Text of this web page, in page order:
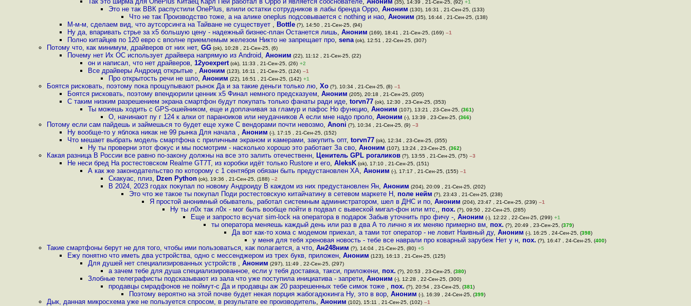
(35), 14:39 , 21-Сен-25, (92) +1
Это не так ВВК распустили OnePlus, влили остатки сотрудников в лабы бренда Oppo, Аноним (130), 16:31 , 21-Сен-25, (133)
Что не так Производство тоже, а на алике oneplus подсовывается с nothing и нао, Аноним (35), 16:44 , 21-Сен-25, (138)
М-м-м, сделаем вид, что аутсорсинга на Тайване не существует , Bottle (?), 14:50 , 21-Сен-25, (94)
Ну да, впаривать стрье за х5 большую цену - надежный бизнес-план Останется лишь, Аноним (169), 18:41 , 21-Сен-25, (169) –1
Полно китайцев по 120 евро с вполне приемлемым железом Никто не запрещает про, sena (ok), 12:51 , 22-Сен-25, (307)
Потому что, как минимум, драйверов от них нет, GG (ok), 10:28 , 21-Сен-25, (6)
Почему нет Их ОС использует драйвера напрямую из Android, Аноним (22), 11:12 , 21-Сен-25, (22)
он и написал, что нет драйверов, 12yoexpert (ok), 11:33 , 21-Сен-25, (26) +2
Все драйверы Андроид открытые , Аноним (123), 16:11 , 21-Сен-25, (124) –1
Про открытость речи не шло, Аноним (22), 16:51 , 21-Сен-25, (142) +1
Боятся рисковать, поэтому пока прощупывают рынок Да и за такие деньги только лю, Xo (?), 10:34 , 21-Сен-25, (8) –1
Боятся рисковать, поэтому впендюрили ценник х5 Финал немного предсказуем, Аноним (205), 20:18 , 21-Сен-25, (205)
С таким низким разрешением экрана смартфон будут покупать только фанаты ради иде, torvn77 (ok), 12:30 , 23-Сен-25, (353)
Ты можешь ходить с GPS-ошейником, еще и доплачивая за гламур и пафос Но функцио, Аноним (107), 13:21 , 23-Сен-25, (361)
О, начинают пу г 124 к алки от параноиков или неудачников А если мне надо проло, Аноним (-), 13:39 , 23-Сен-25, (366)
Потому если сам пайдешь и займешься то будет еще хуже С вендорами почти невозмо, Anoni (?), 10:34 , 21-Сен-25, (9) –3
Ну вообще-то у яблока никак не 99 рынка Для начала , Аноним (-), 17:15 , 21-Сен-25, (152)
Что мешает выбрать модель смартфона с приличным экраном и камерами, закупить опт, torvn77 (ok), 12:34 , 23-Сен-25, (355)
Ну ты проверни этот фокус и мы посмотрим - насколько хорошо это работает За сво, Аноним (107), 13:24 , 23-Сен-25, (362)
Какая разница В России все равно по-закону должны на все это залить отечественн, Ценитель GPL рогаликов (?), 13:55 , 21-Сен-25, (75) –3
Не неси бред На ростестовском Realme GT7T, из коробки идёт только Rustore и его, AleksK (ok), 17:10 , 21-Сен-25, (151)
А как же законодательство по которому с 1 сентября обязан быть предустановлен XA, Аноним (-), 17:17 , 21-Сен-25, (155) –1
Скакуас, плиз, Dzen Python (ok), 19:36 , 21-Сен-25, (188) –2
В 2024, 2023 годах покупал по новому Андроиду В каждом из них предустановлен Ян, Аноним (204), 20:09 , 21-Сен-25, (202)
Это что же такое ты покупал Поди ростестовскую китайчатину в сетевом маркете Н, поле нейм (?), 23:43 , 21-Сен-25, (238)
Я простой анонимный обыватель, работал системным администратором, шел в ДНС и по, Аноним (204), 23:47 , 21-Сен-25, (239) –1
Ну ты л0х так л0х - мог быть вообще пойти в подвал с вывеской мигал-фон или мтс,, пох. (?), 09:50 , 22-Сен-25, (285)
Еще и запросто всучат sim-lock на оператора в подарок Забыв уточнить про фичу -, Аноним (-), 12:22 , 22-Сен-25, (299) +1
ты оператора меняешь каждый день или раз в два А то лично я их меняю примерно вм, пох. (?), 20:49 , 23-Сен-25, (379)
Да вот как-то хома с модемом приехал, а тами тот оператор - не ловит Наивный ду, Аноним (-), 16:25 , 24-Сен-25, (398)
у меня для тебя хреновая новость - тебе все наврали про коварный зарубеж Нет у н, пох. (?), 16:47 , 24-Сен-25, (400)
Такие смартфоны берут не для того, чтобы ими пользоваться, как полагается, а что, Ан248ним (?), 14:04 , 21-Сен-25, (80) +5
Ежу понятно что иметь два устройства, одно с мессенджером из трех букв, приложен, Аноним (123), 16:13 , 21-Сен-25, (125)
Для душей нет специализированных устройств , Аноним (297), 11:49 , 22-Сен-25, (297)
а зачем тебе для душа специализированное, если у тебя доставка, такси, приложени, пох. (?), 20:53 , 23-Сен-25, (380)
Злобные телеграфисты подсказывают из зала что уже поступила инициатива - запрети, Аноним (-), 12:28 , 22-Сен-25, (300)
продавцы смрадфонов не поймут-с Да и продавцы аж 20 разрешенных тебе симок тоже , пох. (?), 20:54 , 23-Сен-25, (381)
Поэтому вероятно на этой почве будет некая порция жабогадюкинга Ну, это в вор, Аноним (-), 16:39 , 24-Сен-25, (399)
Дык, данная микросхема уже не пользуется спросом, в результате ее производитель, Аноним (102), 15:11 , 21-Сен-25, (102) –1